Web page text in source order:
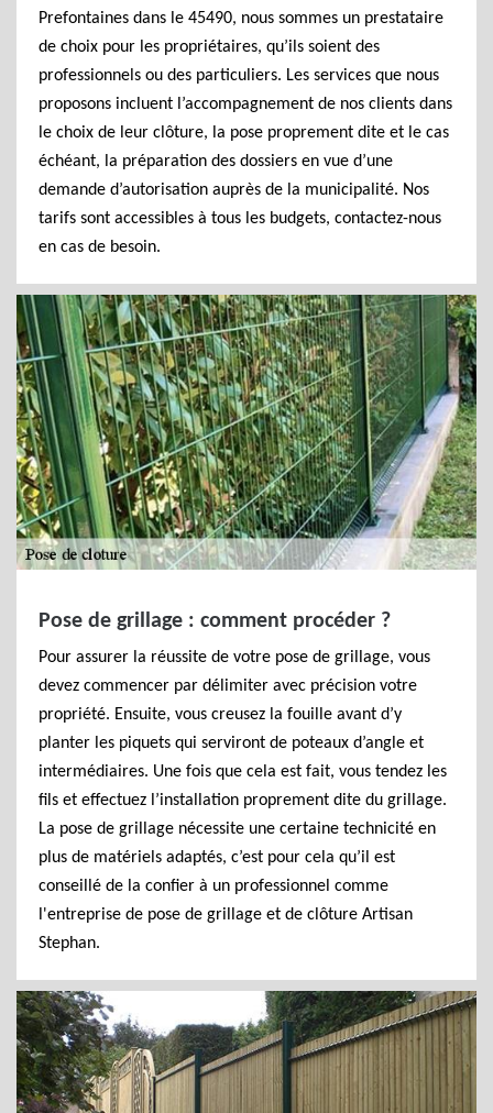
Prefontaines dans le 45490, nous sommes un prestataire
de choix pour les propriétaires, qu’ils soient des
professionnels ou des particuliers. Les services que nous
proposons incluent l’accompagnement de nos clients dans
le choix de leur clôture, la pose proprement dite et le cas
échéant, la préparation des dossiers en vue d’une
demande d’autorisation auprès de la municipalité. Nos
tarifs sont accessibles à tous les budgets, contactez-nous
en cas de besoin.
Pose de grillage : comment procéder ?
Pour assurer la réussite de votre pose de grillage, vous
devez commencer par délimiter avec précision votre
propriété. Ensuite, vous creusez la fouille avant d’y
planter les piquets qui serviront de poteaux d’angle et
intermédiaires. Une fois que cela est fait, vous tendez les
fils et effectuez l’installation proprement dite du grillage.
La pose de grillage nécessite une certaine technicité en
plus de matériels adaptés, c’est pour cela qu’il est
conseillé de la confier à un professionnel comme
l'entreprise de pose de grillage et de clôture Artisan
Stephan.